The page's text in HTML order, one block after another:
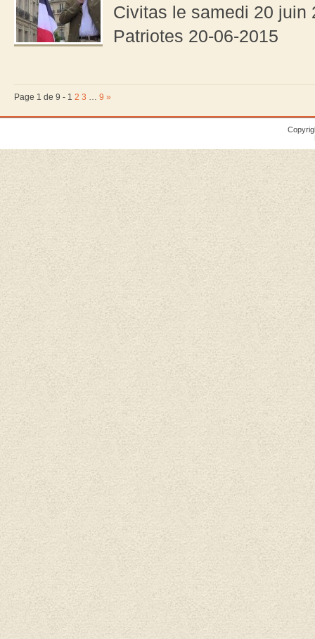
Civitas le samedi 20 juin
Patriotes 20-06-2015
Page 1 de 9 - 1 2 3 … 9 »